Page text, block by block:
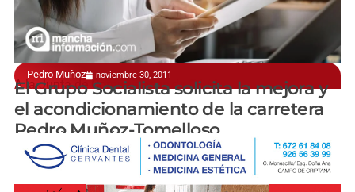
Pedro Muñoz noviembre 30, 2011
A la Junta de Comunidades de C-LM
El Grupo Socialista solicita la mejora y
el acondicionamiento de la carretera
Pedro Muñoz-Tomelloso
manchainformacion.com